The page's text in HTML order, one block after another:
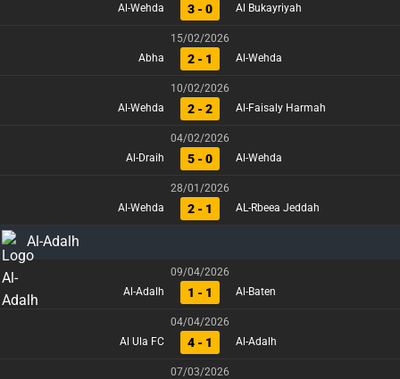
Al-Wehda
3 - 0 Al Bukayriyah
15/02/2026
Abha
2 - 1 Al-Wehda
10/02/2026
Al-Wehda
2 - 2 Al-Faisaly Harmah
04/02/2026
Al-Draih
5 - 0 Al-Wehda
28/01/2026
Al-Wehda
2 - 1 AL-Rbeea Jeddah
Al-Adalh
09/04/2026
Al-Adalh
1 - 1 Al-Baten
04/04/2026
Al Ula FC
4 - 1 Al-Adalh
07/03/2026